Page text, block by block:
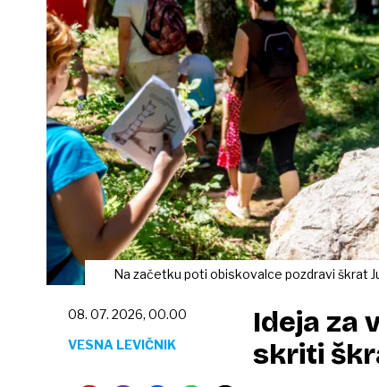
Na začetku poti obiskovalce pozdravi škrat
Ideja za
skriti
08. 07. 2026, 00.00
VESNA LEVIČNIK